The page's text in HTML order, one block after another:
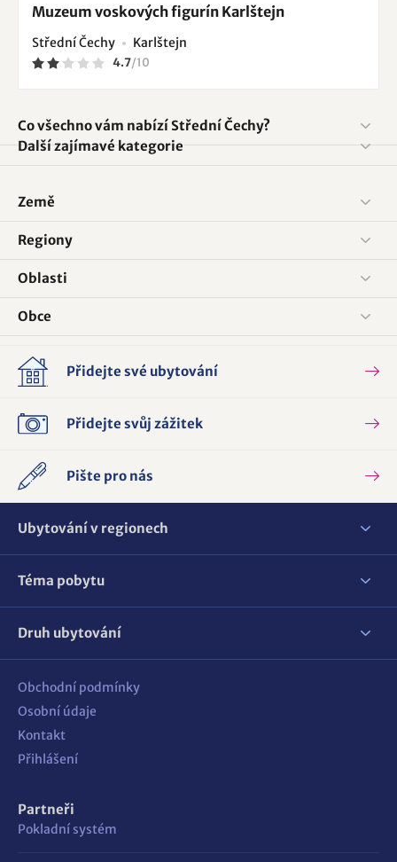
Muzeum voskových figurín Karlštejn
Střední Čechy Karlštejn
4.7/10
Co všechno vám nabízí Střední Čechy?
Další zajímavé kategorie
Země
Regiony
Oblasti
Obce
Přidejte své ubytování
Přidejte svůj zážitek
Pište pro nás
Ubytování v regionech
Téma pobytu
Druh ubytování
Obchodní podmínky
Osobní údaje
Kontakt
Přihlášení
Partneři
Pokladní systém